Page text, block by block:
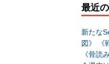
最近
新たな
図》 《
《骨読